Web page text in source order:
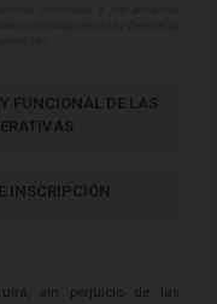
FUNCIONAL DE LAS
INSCRIPCIÓN
sin perjuicio de las